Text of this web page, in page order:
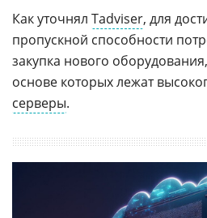
Как уточнял Tadviser, для
пропускной способности
закупка нового
основе которых лежат
серверы.